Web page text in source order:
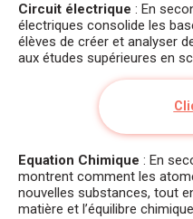
Circuit électrique : En
électriques consolide les
élèves de créer et analyser
aux études supérieures en
Equation Chimique : En
montrent comment les
nouvelles substances, tout
matière et l’équilibre